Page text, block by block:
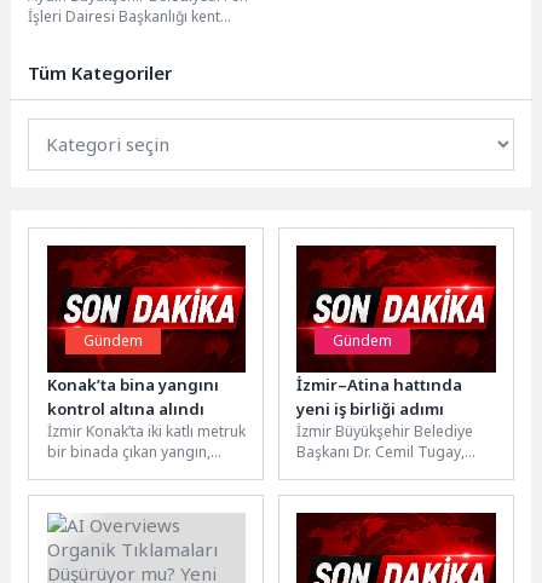
İşleri Dairesi Başkanlığı kent
Tüm Kategoriler
Gündem
Konak’ta bina yangını
kontrol altına alındı
İzmir Konak’ta iki katlı metruk
bir binada çıkan yangın,
yarıştığı yoğun bir...
Gündem
İzmir–Atina hattında
yeni iş birliği adımı
İzmir Büyükşehir Belediye
Başkanı Dr. Cemil Tugay,
Theodoros Bizakis ve
beraberindeki heyeti
ağırladı....